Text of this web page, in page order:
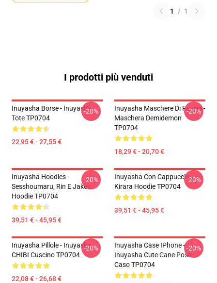
1 / 1
I prodotti più venduti
Inuyasha Borse - Inuyasha
Tote TP0704
22,95 € - 27,55 €
-20%
Inuyasha Maschere Di Faccia -
Maschera Demidemon
TP0704
18,29 € - 20,70 €
-20%
Inuyasha Hoodies -
Sesshoumaru, Rin E Jaken
Hoodie TP0704
39,51 € - 45,95 €
-20%
Inuyasha Con Cappuccio -
Kirara Hoodie TP0704
39,51 € - 45,95 €
-20%
Inuyasha Pillole - Inuyasha
CHIBI Cuscino TP0704
22,08 € - 26,68 €
-20%
Inuyasha Case IPhone -
Inuyasha Cute Cane Pose
Caso TP0704
-20%